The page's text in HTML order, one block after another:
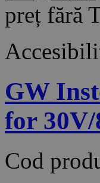
preț fără
GW
for
Cod